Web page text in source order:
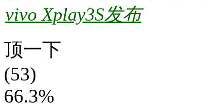
vivo Xplay3S发布
顶一下
(53)
66.3%